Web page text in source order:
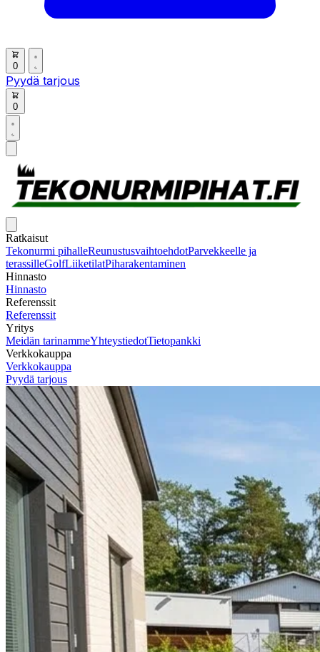
0
Pyydä tarjous
0
Ratkaisut
Tekonurmi pihalleReunustusvaihtoehdotParvekkeelle ja
terassilleGolfLiiketilatPiharakentaminen
Hinnasto
Hinnasto
Referenssit
Referenssit
Yritys
Meidän tarinammeYhteystiedotTietopankki
Verkkokauppa
Verkkokauppa
Pyydä tarjous